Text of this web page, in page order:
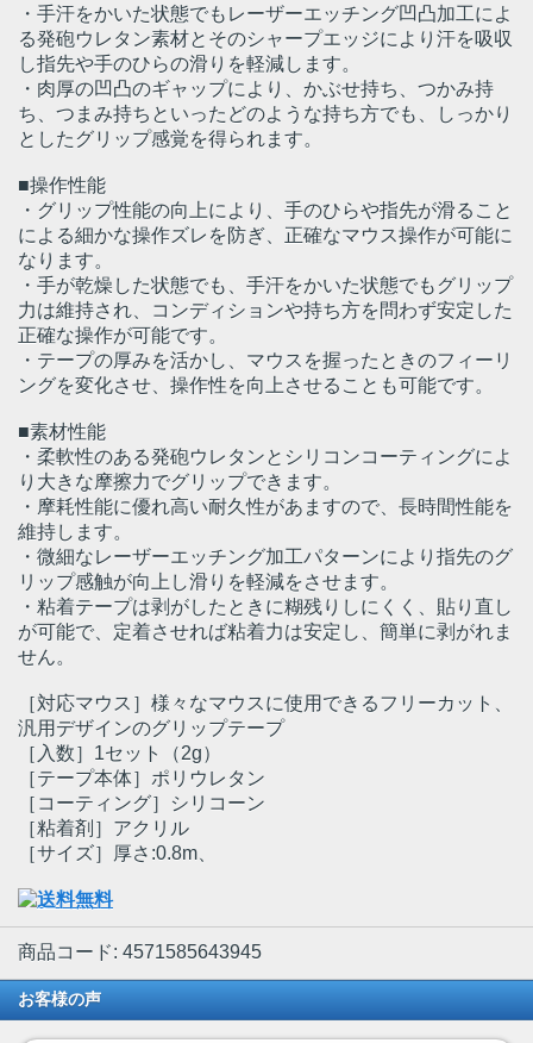
・手汗をかいた状態でもレーザーエッチング凹凸加工によ
る発砲ウレタン素材とそのシャープエッジにより汗を吸収
し指先や手のひらの滑りを軽減します。
・肉厚の凹凸のギャップにより、かぶせ持ち、つかみ持
ち、つまみ持ちといったどのような持ち方でも、しっかり
としたグリップ感覚を得られます。
■操作性能
・グリップ性能の向上により、手のひらや指先が滑ること
による細かな操作ズレを防ぎ、正確なマウス操作が可能に
なります。
・手が乾燥した状態でも、手汗をかいた状態でもグリップ
力は維持され、コンディションや持ち方を問わず安定した
正確な操作が可能です。
・テープの厚みを活かし、マウスを握ったときのフィーリ
ングを変化させ、操作性を向上させることも可能です。
■素材性能
・柔軟性のある発砲ウレタンとシリコンコーティングによ
り大きな摩擦力でグリップできます。
・摩耗性能に優れ高い耐久性があますので、長時間性能を
維持します。
・微細なレーザーエッチング加工パターンにより指先のグ
リップ感触が向上し滑りを軽減をさせます。
・粘着テープは剥がしたときに糊残りしにくく、貼り直し
が可能で、定着させれば粘着力は安定し、簡単に剥がれま
せん。
［対応マウス］様々なマウスに使用できるフリーカット、
汎用デザインのグリップテープ
［入数］1セット（2g）
［テープ本体］ポリウレタン
［コーティング］シリコーン
［粘着剤］アクリル
［サイズ］厚さ:0.8m、
商品コード: 4571585643945
お客様の声